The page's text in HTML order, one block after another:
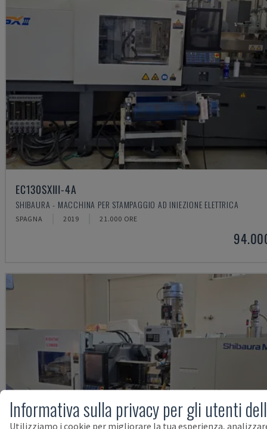
EC130SXIII-4A
SHIBAURA - MACCHINA PER STAMPAGGIO AD INIEZIONE ELETTRICA
SPAGNA 2019 21.000 ORE
Informativa sulla privacy per gli utenti
Utilizziamo i cookie per migliorare la tua esperienza,